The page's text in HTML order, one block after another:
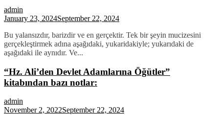
admin
January 23, 2024September 22, 2024
Bu yalansızdır, barizdir ve en gerçektir. Tek bir şeyin mucizesini
gerçekleştirmek adına aşağıdaki, yukaridakiyle; yukarıdaki de
aşağıdaki ile aynıdır. Ve...
“Hz. Ali’den Devlet Adamlarına Öğütler”
kitabından bazı notlar:
admin
November 2, 2022September 22, 2024